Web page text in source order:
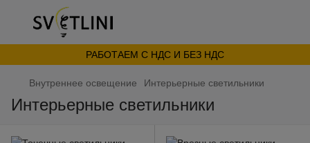
РАБОТАЕМ С НДС И БЕЗ НДС
Внутреннее освещение Интерьерные светильники
Интерьерные светильники